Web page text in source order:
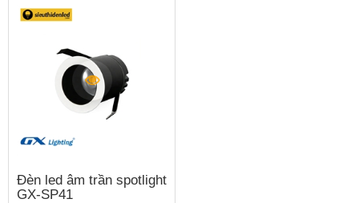
Đèn led âm trần spotlight
GX-SP41